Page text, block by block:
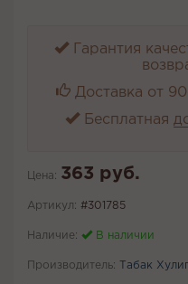
Гарантия
Доставка от
Бесплатная
Цена: 363 руб.
Артикул: #301785
Наличие: В наличии
Производитель: Табак